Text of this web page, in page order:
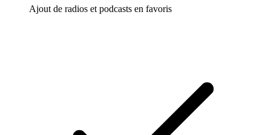
Ajout de radios et podcasts en favoris